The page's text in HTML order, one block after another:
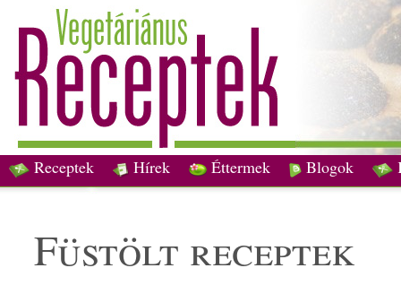
Receptek Hírek Éttermek Blogok
füstölt receptek